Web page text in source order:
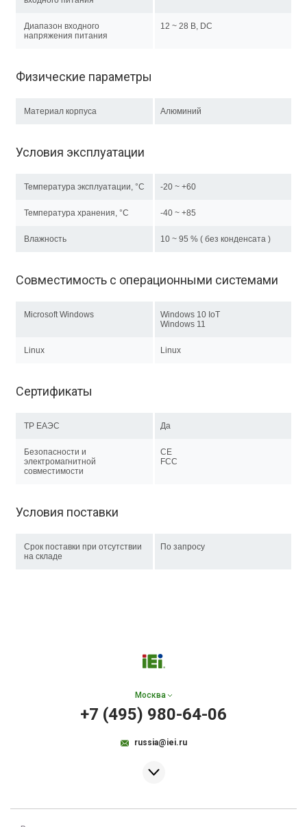
Диапазон входного
напряжения питания
12 ~ 28 В, DC
Физические параметры
Материал корпуса Алюминий
Условия эксплуатации
Температура эксплуатации, °C -20 ~ +60
Температура хранения, °C -40 ~ +85
Влажность 10 ~ 95 % ( без конденсата )
Совместимость с операционными системами
Microsoft Windows
Windows 10 IoT
Windows 11
Linux Linux
Сертификаты
ТР EAЭC Да
Безопасности и
электромагнитной
совместимости
CE
FCC
Условия поставки
Срок поставки при отсутствии
на складе
По запросу
Москва
+7 (495) 980-64-06
russia@iei.ru